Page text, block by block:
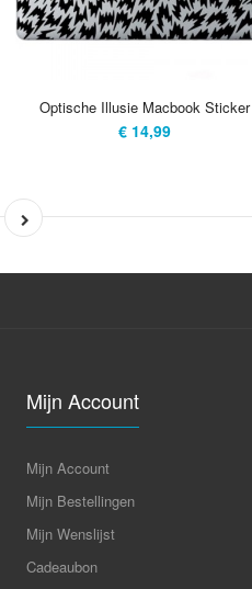
Optische Illusie Macbook Sticker
€ 14,99
Mijn Account
Mijn Account
Mijn Bestellingen
Mijn Wenslijst
Cadeaubon